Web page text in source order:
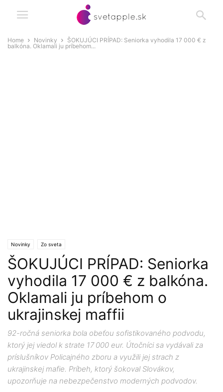
Home Novinky
ŠOKUJÚCI PRÍPAD: Seniorka vyhodila 17 000 € z
balkóna. Oklamali ju príbehom...
Novinky Zo sveta
ŠOKUJÚCI PRÍPAD: Seniorka
vyhodila 17 000 € z balkóna.
Oklamali ju príbehom o
ukrajinskej maffii
92-ročná seniorka bola obeťou sofistikovaného podvodu,
ktorý jej viedol k strate 17 000 eur. Útočníci sa vydávali za
príslušníkov Policajného zboru a využili jej strach z
ukrajinskej mafie. Príbeh, ktorý šokoval Slovákov,
upozorňuje na nebezpečenstvo moderných podvodov.